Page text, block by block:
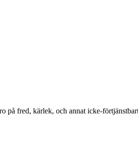
fred, kärlek, och annat icke-